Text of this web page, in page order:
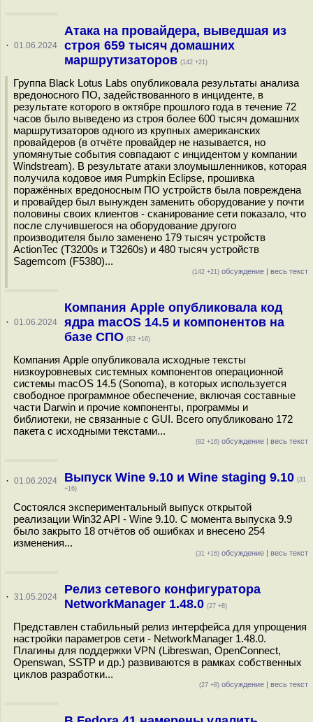
· 01.06.2024
Атака на провайдера, выведшая из
строя 659 тысяч домашних
маршрутизаторов (142 +21)
Группа Black Lotus Labs опубликовала результаты анализа
вредоносного ПО, задействованного в инциденте, в
результате которого в октябре прошлого года в течение 72
часов было выведено из строя более 600 тысяч домашних
маршрутизаторов одного из крупных американских
провайдеров (в отчёте провайдер не называется, но
упомянутые события совпадают с инцидентом у компании
Windstream). В результате атаки злоумышленников, которая
получила кодовое имя Pumpkin Eclipse, прошивка
поражённых вредоносным ПО устройств была повреждена
и провайдер был вынужден заменить оборудование у почти
половины своих клиентов - сканирование сети показало, что
после случившегося на оборудование другого
производителя было заменено 179 тысяч устройств
ActionTec (T3200s и T3260s) и 480 тысяч устройств
Sagemcom (F5380)...
(142 +21) обсуждение | весь текст
· 01.06.2024
Компания Apple опубликовала код
ядра macOS 14.5 и компонентов на
базе СПО (82 +16)
Компания Apple опубликовала исходные тексты
низкоуровневых системных компонентов операционной
системы macOS 14.5 (Sonoma), в которых используется
свободное программное обеспечение, включая составные
части Darwin и прочие компоненты, программы и
библиотеки, не связанные с GUI. Всего опубликовано 172
пакета с исходными текстами...
(82 +16) обсуждение | весь текст
· 01.06.2024 Выпуск Wine 9.10 и Wine staging 9.10 (31
+16)
Состоялся экспериментальный выпуск открытой
реализации Win32 API - Wine 9.10. С момента выпуска 9.9
было закрыто 18 отчётов об ошибках и внесено 254
изменения...
(31 +16) обсуждение | весь текст
· 31.05.2024
Релиз сетевого конфигуратора
NetworkManager 1.48.0 (27 +8)
Представлен стабильный релиз интерфейса для упрощения
настройки параметров сети - NetworkManager 1.48.0.
Плагины для поддержки VPN (Libreswan, OpenConnect,
Openswan, SSTP и др.) развиваются в рамках собственных
циклов разработки...
(27 +8) обсуждение | весь текст